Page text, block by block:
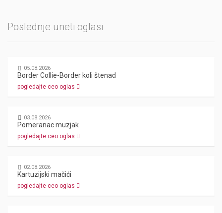
Poslednje uneti oglasi
05.08.2026
Border Collie-Border koli štenad
pogledajte ceo oglas
03.08.2026
Pomeranac muzjak
pogledajte ceo oglas
02.08.2026
Kartuzijski mačići
pogledajte ceo oglas